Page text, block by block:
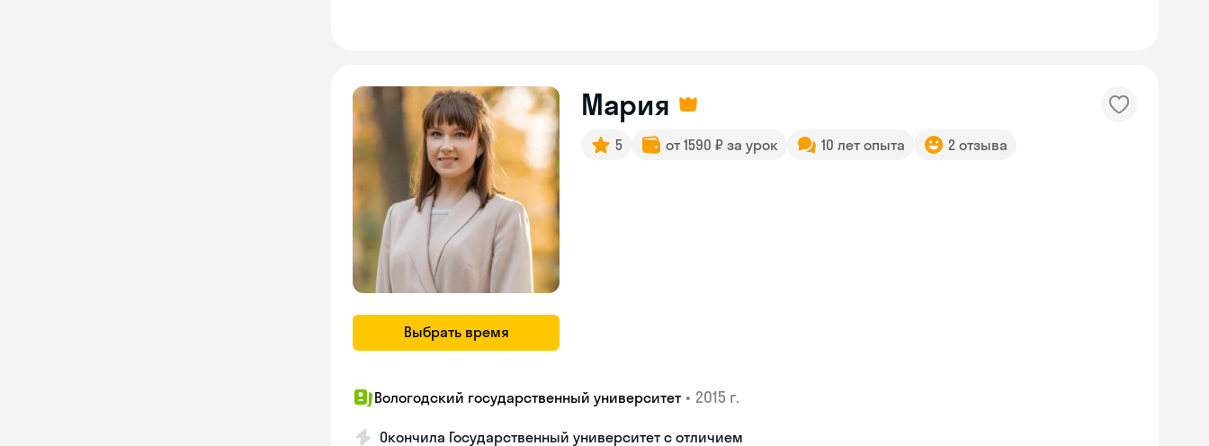
Выбрать время
Мария
5 от 1590 ₽ за урок 10 лет опыта 2 отзыва
Вологодский государственный университет • 2015 г.
Окончила Государственный университет с отличием